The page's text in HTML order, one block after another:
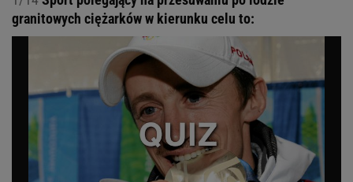
granitowych ciężarków w kierunku celu to: